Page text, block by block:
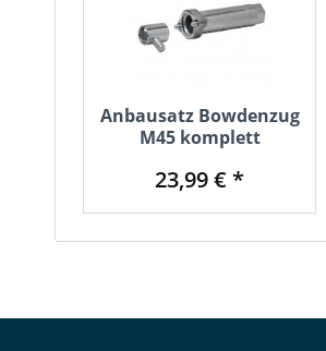
Anbausatz Bowdenzug
M45 komplett
23,99 € *